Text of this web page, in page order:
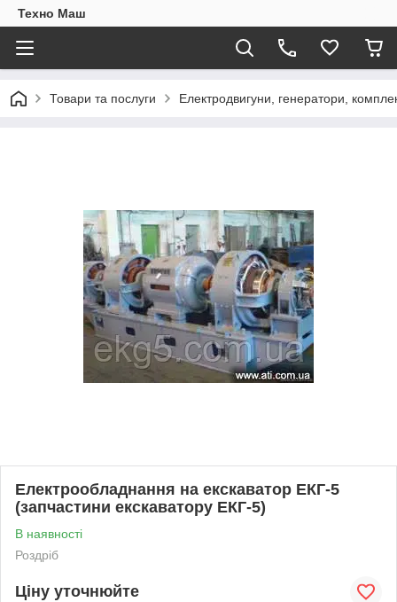
Техно Маш
Товари та послуги Електродвигуни, генератори,
Електрообладнання на екскаватор ЕКГ-5
(запчастини екскаватору ЕКГ-5)
В наявності
Роздріб
Ціну уточнюйте